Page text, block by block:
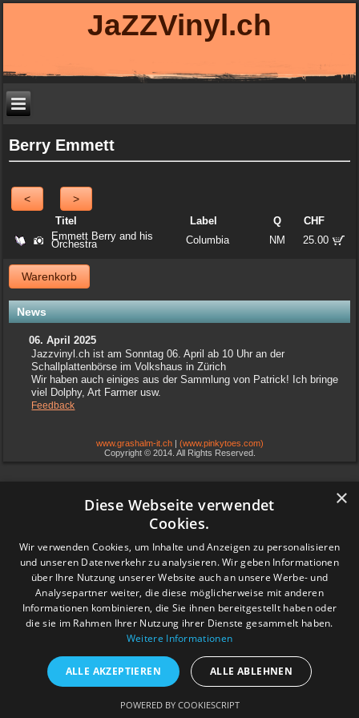
JaZZVinyl.ch
Berry Emmett
< >
Titel Label Q
CHF
Emmett Berry and his
Orchestra Columbia NM 25.00
Warenkorb
News
06. April 2025
Jazzvinyl.ch ist am Sonntag 06. April ab 10 Uhr an der
Schallplattenbörse im Volkshaus in Zürich
Wir haben auch einiges aus der Sammlung von Patrick! Ich bringe
viel Dolphy, Art Farmer usw.
Feedback
www.grashalm-it.ch| (www.pinkytoes.com)
Copyright © 2014. All Rights Reserved.
×
Diese Webseite verwendet
Cookies.
Wir verwenden Cookies, um Inhalte und Anzeigen zu personalisieren
und unseren Datenverkehr zu analysieren. Wir geben Informationen
über Ihre Nutzung unserer Website auch an unsere Werbe- und
Analysepartner weiter, die diese möglicherweise mit anderen
Informationen kombinieren, die Sie ihnen bereitgestellt haben oder
die sie im Rahmen Ihrer Nutzung ihrer Dienste gesammelt haben.
Weitere Informationen
ALLE AKZEPTIEREN ALLE ABLEHNEN
POWERED BY COOKIESCRIPT